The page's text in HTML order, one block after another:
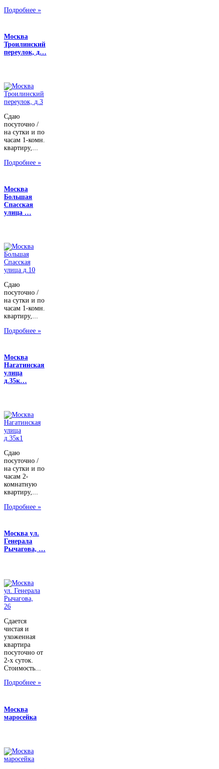
Подробнее »
Москва
Троилинский
переулок, д…
Сдаю
посуточно /
на сутки и по
часам 1-комн.
квартиру,...
Подробнее »
Москва
Большая
Спасская
улица …
Сдаю
посуточно /
на сутки и по
часам 1-комн.
квартиру,...
Подробнее »
Москва
Нагатинская
улица
д.35к…
Сдаю
посуточно /
на сутки и по
часам 2-
комнатную
квартиру,...
Подробнее »
Москва ул.
Генерала
Рычагова, …
Сдается
чистая и
ухоженная
квартира
посуточно от
2-х суток.
Стоимость...
Подробнее »
Москва
маросейка